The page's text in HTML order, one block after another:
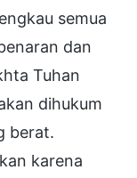
semua
dan
Tuhan
dihukum
berat.
karena